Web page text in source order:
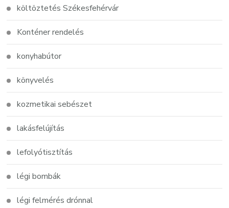
költöztetés Székesfehérvár
Konténer rendelés
konyhabútor
könyvelés
kozmetikai sebészet
lakásfelújítás
lefolyótisztítás
légi bombák
légi felmérés drónnal